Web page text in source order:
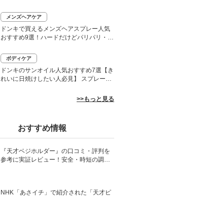
メンズヘアケア
ドンキで買えるメンズヘアスプレー人気
おすすめ9選！ハードだけどパリパリ・白
ボディケア
ドンキのサンオイル人気おすすめ7選【き
れいに日焼けしたい人必見】 スプレーや
>>もっと見る
おすすめ情報
『天才ベジホルダー』の口コミ・評判を
参考に実証レビュー！安全・時短の調理
NHK「あさイチ」で紹介された「天才ピ